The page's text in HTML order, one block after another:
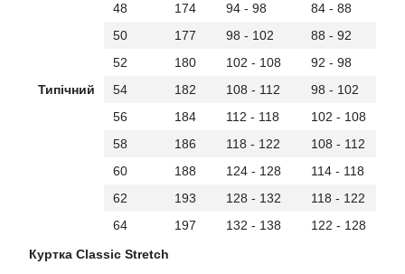
Типічний
48
174 94 - 98
84 - 88
50
177 98 - 102
88 - 92
52
180 102 - 108
92 - 98
54
182 108 - 112
98 - 102
56
184 112 - 118
102 - 108
58
186 118 - 122
108 - 112
60
188 124 - 128
114 - 118
62
193 128 - 132
118 - 122
64
197 132 - 138
122 - 128
Куртка Classic Stretch